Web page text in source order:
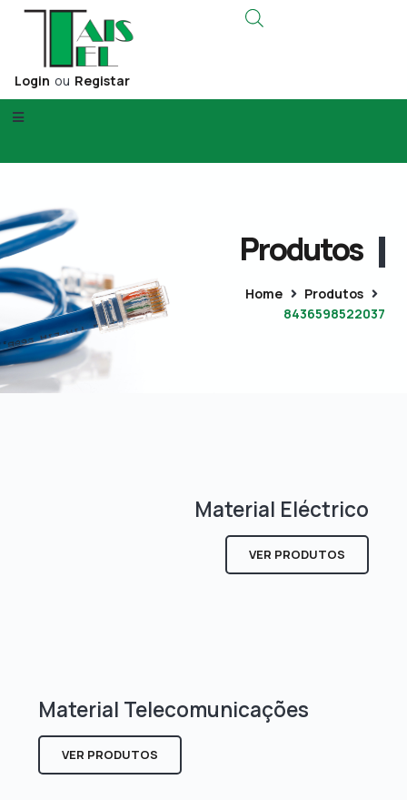
Login ou Registar
Produtos
Home
Produtos
8436598522037
Material Eléctrico
VER PRODUTOS
Material Telecomunicações
VER PRODUTOS